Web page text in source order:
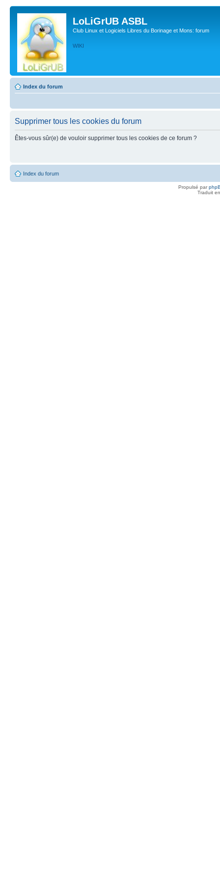
LoLiGrUB ASBL
Club Linux et Logiciels Libres du Borinage et Mons: forum
WIKI
Index du forum
Supprimer tous les cookies du forum
Êtes-vous sûr(e) de vouloir supprimer tous les cookies de ce forum ?
Index du forum
Propulsé par
Traduit